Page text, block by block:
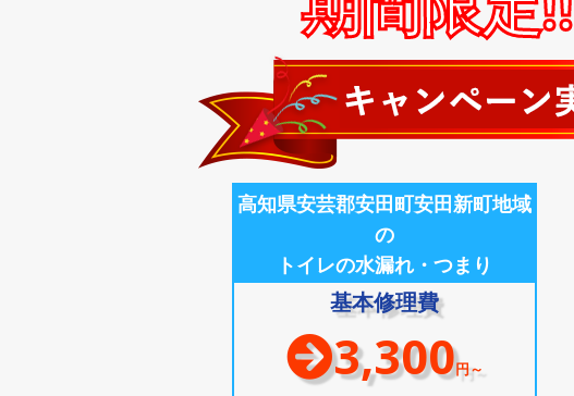
高知県安芸郡安田町安田新町地域
の
トイレの水漏れ・つまり
基本修理費
3,300円～